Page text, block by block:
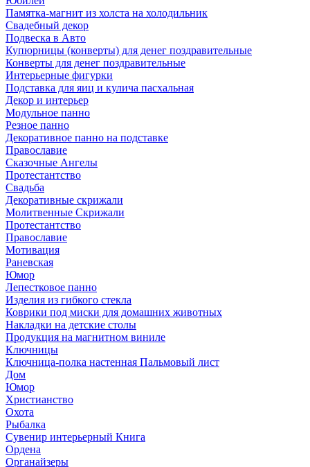
Памятка-магнит из холста на холодильник
Свадебный декор
Подвеска в Авто
Купюрницы (конверты) для денег поздравительные
Конверты для денег поздравительные
Интерьерные фигурки
Подставка для яиц и кулича пасхальная
Декор и интерьер
Модульное панно
Резное панно
Декоративное панно на подставке
Православие
Сказочные Ангелы
Протестантство
Свадьба
Декоративные скрижали
Молитвенные Скрижали
Протестантство
Православие
Мотивация
Раневская
Юмор
Лепестковое панно
Изделия из гибкого стекла
Коврики под миски для домашних животных
Накладки на детские столы
Продукция на магнитном виниле
Ключницы
Ключница-полка настенная Пальмовый лист
Дом
Юмор
Христианство
Охота
Рыбалка
Сувенир интерьерный Книга
Ордена
Органайзеры